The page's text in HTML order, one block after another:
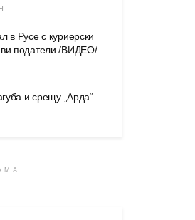
в Русе с куриерски
податели /ВИДЕО/
и срещу „Арда“